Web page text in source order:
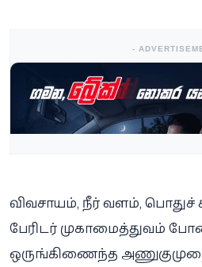
-
விவசாயம், நீர் வளம், பொதுச்
பேரிடர் முகாமைத்துவம்
ஒருங்கிணைந்த